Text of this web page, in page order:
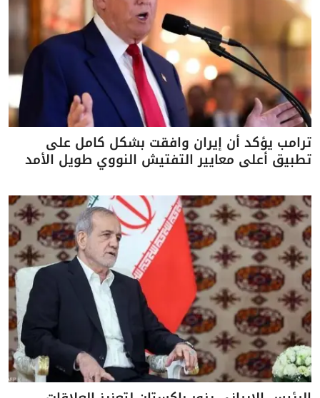
ترامب يؤكد أن إيران وافقت بشكل كامل على
تطبيق أعلى معايير التفتيش النووي طويل الأمد